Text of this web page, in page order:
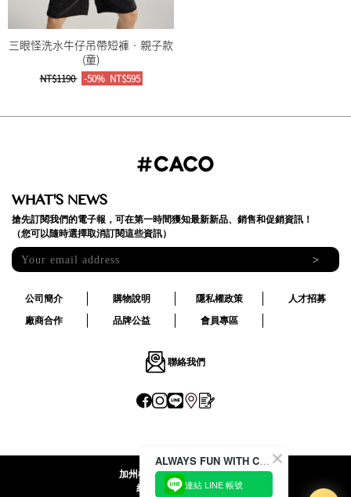
三眼怪洗水牛仔吊帶短褲‧親子款
(童)
NT$1190 -50% NT$595
WHAT'S NEWS
搶先訂閱我們的電子報，可在第一時間獲知最新新品、銷售和促銷資訊！
（您可以隨時選擇取消訂閱這些資訊）
>
公司簡介 購物說明 隱私權政策
人才招募
廠商合作
品牌公益 會員專區
聯絡我們
加州椰子國際股份有限公司
統一編號:24492069
ALWAYS FUN WITH CACO !
連結 LINE 帳號